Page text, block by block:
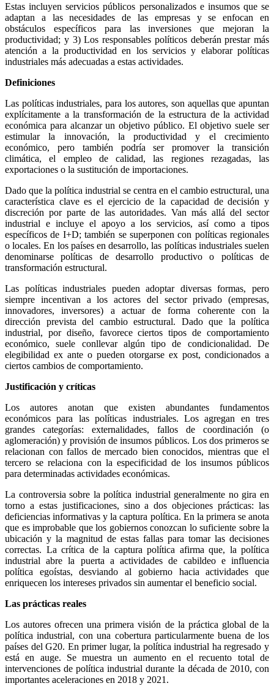
Estas incluyen servicios públicos personalizados e insumos que se
adaptan a las necesidades de las empresas y se enfocan en
obstáculos específicos para las inversiones que mejoran la
productividad; y 3) Los responsables políticos deberán prestar más
atención a la productividad en los servicios y elaborar políticas
industriales más adecuadas a estas actividades.
Definiciones
Las políticas industriales, para los autores, son aquellas que apuntan
explícitamente a la transformación de la estructura de la actividad
económica para alcanzar un objetivo público. El objetivo suele ser
estimular la innovación, la productividad y el crecimiento
económico, pero también podría ser promover la transición
climática, el empleo de calidad, las regiones rezagadas, las
exportaciones o la sustitución de importaciones.
Dado que la política industrial se centra en el cambio estructural, una
característica clave es el ejercicio de la capacidad de decisión y
discreción por parte de las autoridades. Van más allá del sector
industrial e incluye el apoyo a los servicios, así como a tipos
específicos de I+D; también se superponen con políticas regionales
o locales. En los países en desarrollo, las políticas industriales suelen
denominarse políticas de desarrollo productivo o políticas de
transformación estructural.
Las políticas industriales pueden adoptar diversas formas, pero
siempre incentivan a los actores del sector privado (empresas,
innovadores, inversores) a actuar de forma coherente con la
dirección prevista del cambio estructural. Dado que la política
industrial, por diseño, favorece ciertos tipos de comportamiento
económico, suele conllevar algún tipo de condicionalidad. De
elegibilidad ex ante o pueden otorgarse ex post, condicionados a
ciertos cambios de comportamiento.
Justificación y críticas
Los autores anotan que existen abundantes fundamentos
económicos para las políticas industriales. Los agregan en tres
grandes categorías: externalidades, fallos de coordinación (o
aglomeración) y provisión de insumos públicos. Los dos primeros se
relacionan con fallos de mercado bien conocidos, mientras que el
tercero se relaciona con la especificidad de los insumos públicos
para determinadas actividades económicas.
La controversia sobre la política industrial generalmente no gira en
torno a estas justificaciones, sino a dos objeciones prácticas: las
deficiencias informativas y la captura política. En la primera se anota
que es improbable que los gobiernos conozcan lo suficiente sobre la
ubicación y la magnitud de estas fallas para tomar las decisiones
correctas. La crítica de la captura política afirma que, la política
industrial abre la puerta a actividades de cabildeo e influencia
política egoístas, desviando al gobierno hacia actividades que
enriquecen los intereses privados sin aumentar el beneficio social.
Las prácticas reales
Los autores ofrecen una primera visión de la práctica global de la
política industrial, con una cobertura particularmente buena de los
países del G20. En primer lugar, la política industrial ha regresado y
está en auge. Se muestra un aumento en el recuento total de
intervenciones de política industrial durante la década de 2010, con
importantes aceleraciones en 2018 y 2021.